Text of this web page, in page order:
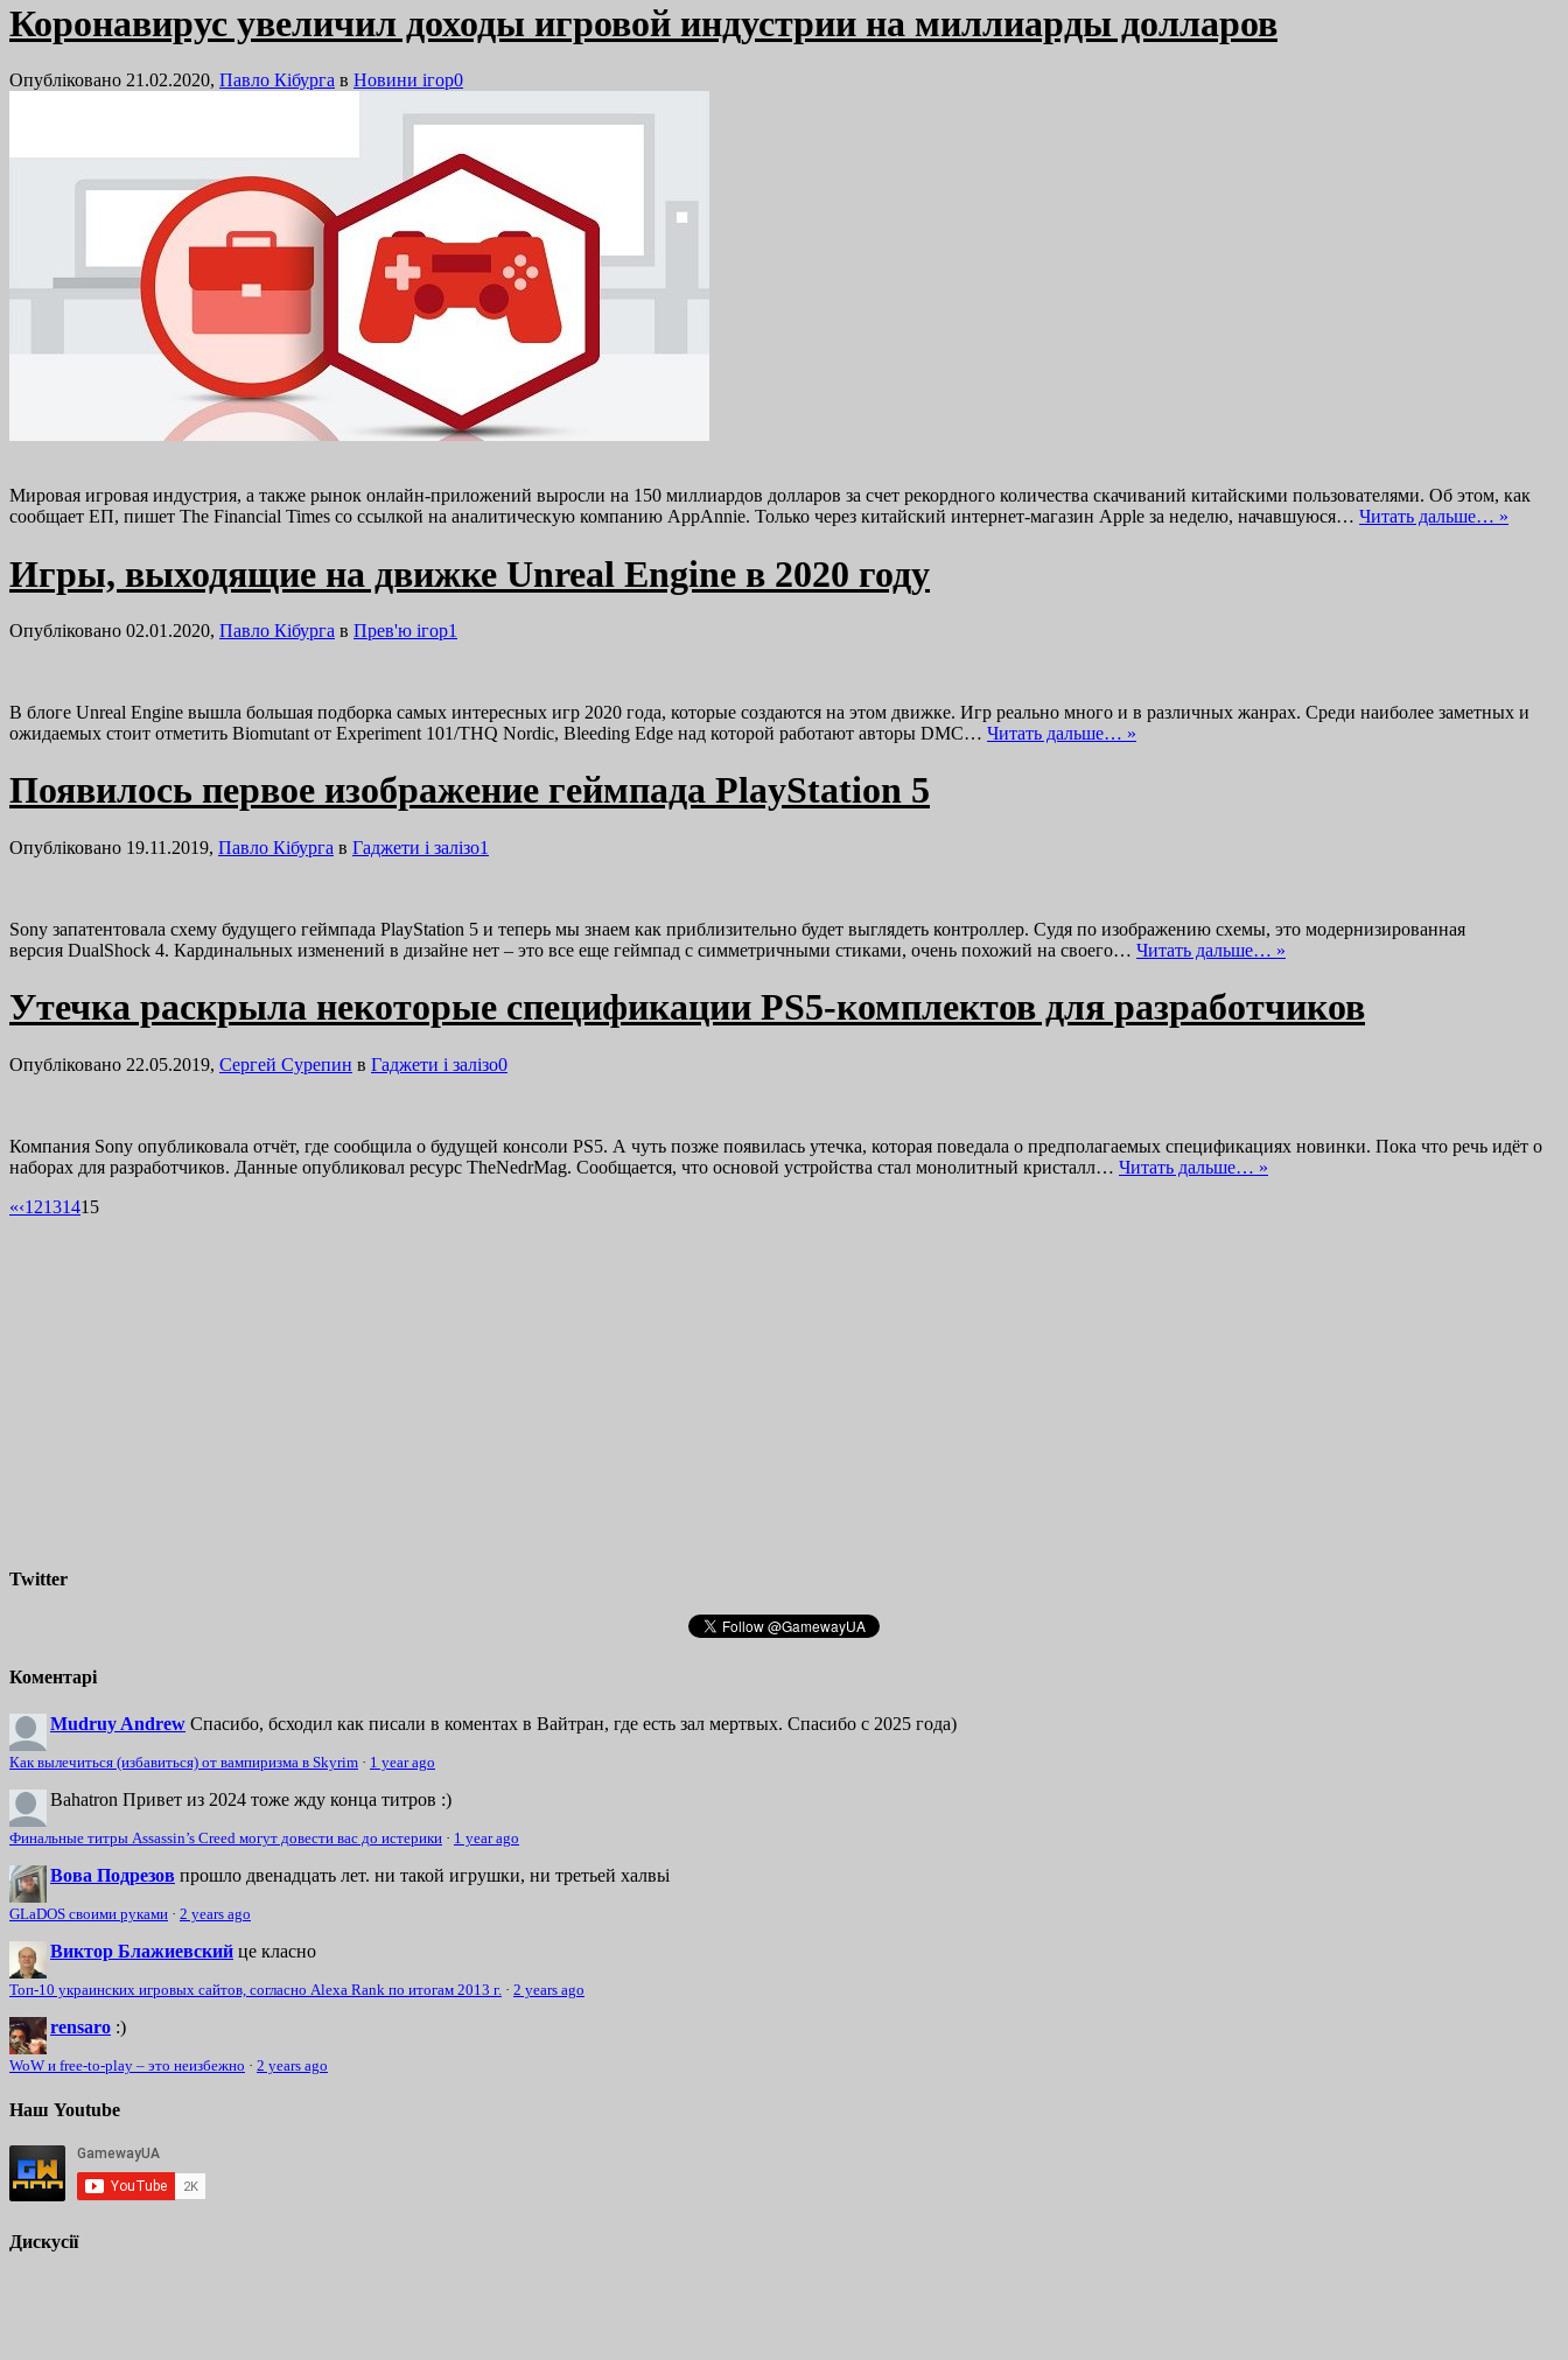
Коронавирус увеличил доходы игровой индустрии на миллиарды долларов
Опубліковано 21.02.2020, Павло Кібурга в Новини ігор0
Мировая игровая индустрия, а также рынок онлайн-приложений выросли на 150 миллиардов долларов за счет рекордного количества скачиваний китайскими пользователями. Об этом, как
сообщает ЕП, пишет The Finаncial Times со ссылкой на аналитическую компанию AppAnnie. Только через китайский интернет-магазин Apple за неделю, начавшуюся… Читать дальше… »
Игры, выходящие на движке Unreal Engine в 2020 году
Опубліковано 02.01.2020, Павло Кібурга в Прев'ю ігор1
В блоге Unreal Engine вышла большая подборка самых интересных игр 2020 года, которые создаются на этом движке. Игр реально много и в различных жанрах. Среди наиболее заметных и
ожидаемых стоит отметить Biomutant от Experiment 101/THQ Nordic, Bleeding Edge над которой работают авторы DMC… Читать дальше… »
Появилось первое изображение геймпада PlayStation 5
Опубліковано 19.11.2019, Павло Кібурга в Гаджети і залізо1
Sony запатентовала схему будущего геймпада PlayStation 5 и теперь мы знаем как приблизительно будет выглядеть контроллер. Судя по изображению схемы, это модернизированная
версия DualShock 4. Кардинальных изменений в дизайне нет – это все еще геймпад с симметричными стиками, очень похожий на своего… Читать дальше… »
Утечка раскрыла некоторые спецификации PS5-комплектов для разработчиков
Опубліковано 22.05.2019, Сергей Сурепин в Гаджети і залізо0
Компания Sony опубликовала отчёт, где сообщила о будущей консоли PS5. А чуть позже появилась утечка, которая поведала о предполагаемых спецификациях новинки. Пока что речь идёт о
наборах для разработчиков. Данные опубликовал ресурс TheNedrMag. Сообщается, что основой устройства стал монолитный кристалл… Читать дальше… »
«‹12131415
Twitter
Коментарі
Mudruy Andrew Спасибо, бсходил как писали в коментах в Вайтран, где есть зал мертвых. Спасибо с 2025 года)
Как вылечиться (избавиться) от вампиризма в Skyrim · 1 year ago
Bahatron Привет из 2024 тоже жду конца титров :)
Финальные титры Assassin’s Creed могут довести вас до истерики · 1 year ago
Вова Подрезов прошло двенадцать лет. ни такой игрушки, ни третьей халвьі
GLaDOS своими руками · 2 years ago
Виктор Блажиевский це класно
Топ-10 украинских игровых сайтов, согласно Alexa Rank по итогам 2013 г. · 2 years ago
rensaro :)
WoW и free-to-play – это неизбежно · 2 years ago
Наш Youtube
Дискусії